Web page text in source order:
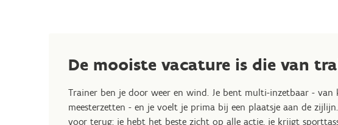
De mooiste vacature is die van
Trainer ben je door weer en wind. Je bent multi-inzetbaar - van
meesterzetten - en je voelt je prima bij een plaatsje aan de
voor terug: je hebt het beste zicht op alle actie, je krijgt